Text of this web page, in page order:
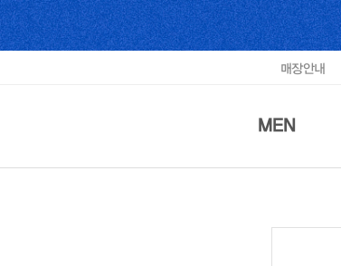
매장안내
MEN